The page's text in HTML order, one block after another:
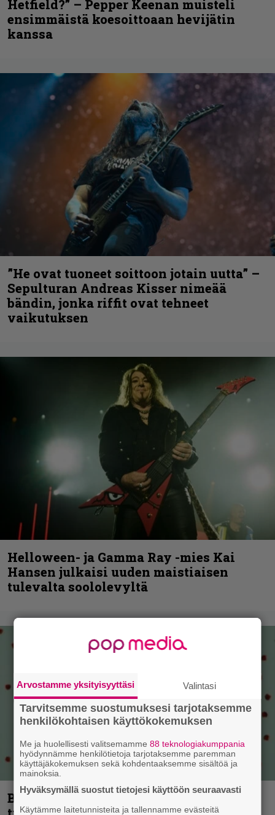
Hetfield?” – Pepper Keenan muisteli
ensimmäistä koesoittoaan hevijätin
kanssa
”He ovat tuoneet soittoon jotain uutta” –
Sepulturan Andreas Kisser nimeää
bändin, jonka riffit ovat tehneet
vaikutuksen
Helloween- ja Gamma Ray -mies Kai
Hansen julkaisi uuden maistiaisen
tulevalta soololevyltä
Blind Channel palaa rytinällä –
Arvostamme yksityisyyttäsi Valintasi
Tarvitsemme suostumuksesi tarjotaksemme
henkilökohtaisen käyttökokemuksen
Me ja huolellisesti valitsemamme88 teknologiakumppania
hyödynnämme henkilötietoja tarjotaksemme paremman
käyttäjäkokemuksen sekä kohdentaaksemme sisältöä ja
mainoksia.
Hyväksymällä suostut tietojesi käyttöön seuraavasti
Käytämme laitetunnisteita ja tallennamme evästeitä